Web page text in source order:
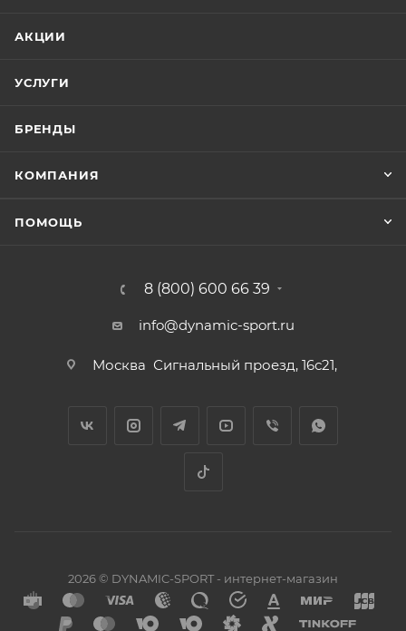
АКЦИИ
УСЛУГИ
БРЕНДЫ
КОМПАНИЯ
ПОМОЩЬ
8 (800) 600 66 39
info@dynamic-sport.ru
Москва Сигнальный проезд, 16с21,
2026 © DYNAMIC-SPORT - интернет-магазин